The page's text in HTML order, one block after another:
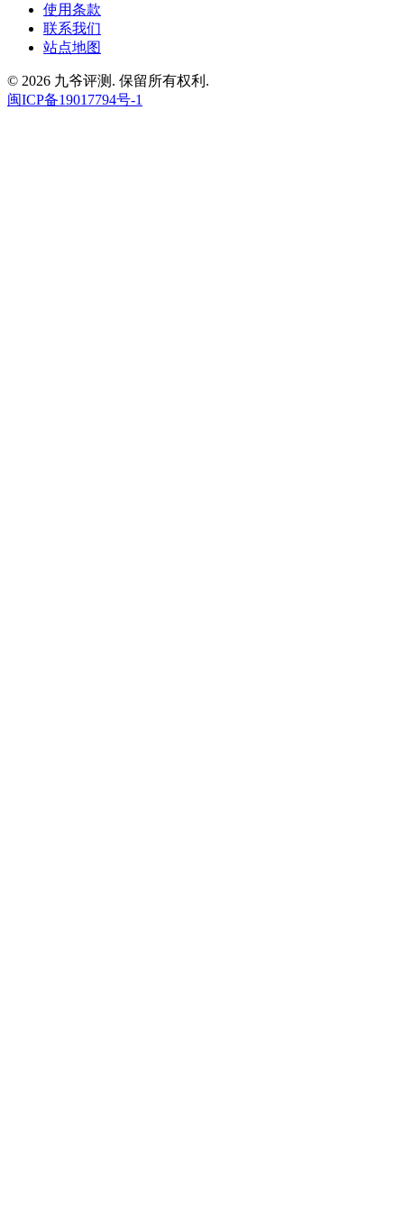
使用条款
联系我们
站点地图
© 2026 九爷评测. 保留所有权利.
闽ICP备19017794号-1